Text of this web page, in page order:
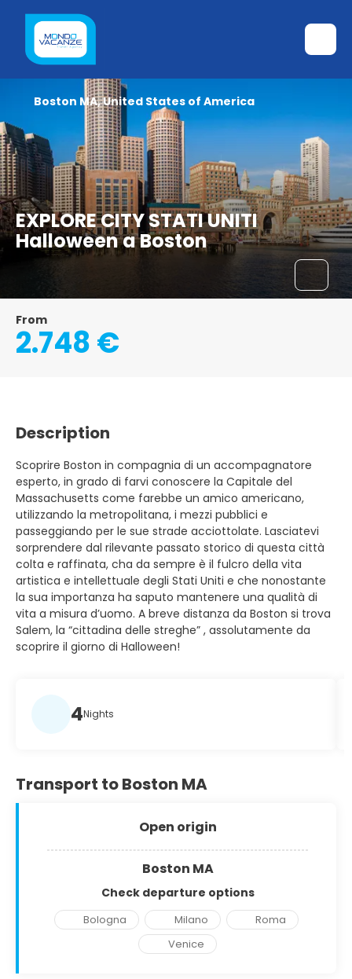
EXPLORE CITY STATI UNITI
Halloween a Boston
Boston MA, United States of America
From
2.748 €
Description
Scoprire Boston in compagnia di un accompagnatore
esperto, in grado di farvi conoscere la Capitale del
Massachusetts come farebbe un amico americano,
utilizzando la metropolitana, i mezzi pubblici e
passeggiando per le sue strade acciottolate. Lasciatevi
sorprendere dal rilevante passato storico di questa città
colta e raffinata, cha da sempre è il fulcro della vita
artistica e intellettuale degli Stati Uniti e che nonostante
la sua importanza ha saputo mantenere una qualità di
vita a misura d’uomo. A breve distanza da Boston si trova
Salem, la “cittadina delle streghe” , assolutamente da
scoprire il giorno di Halloween!
4Nights
Transport to Boston MA
Open origin
Boston MA
Check departure options
Bologna Milano
Roma
Venice